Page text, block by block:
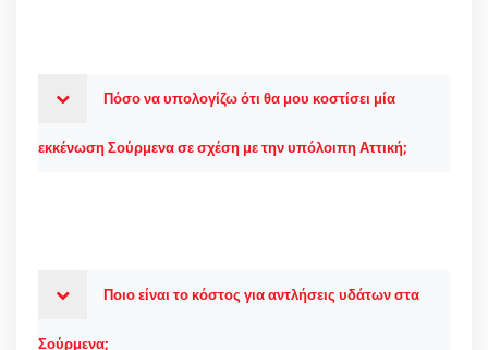
Πόσο να υπολογίζω ότι θα μου κοστίσει μία
εκκένωση Σούρμενα σε σχέση με την υπόλοιπη Αττική;
Ποιο είναι το κόστος για αντλήσεις υδάτων στα
Σούρμενα;